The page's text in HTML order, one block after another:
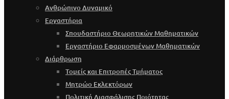
Ανθρώπινο Δυναμικό
Εργαστήρια
Σπουδαστήριο Θεωρητικών Μαθηματικών
Εργαστήριο Εφαρμοσμένων Μαθηματικών
Διάρθρωση
Τομείς και Επιτροπές Τμήματος
Μητρώο Εκλεκτόρων
Πολιτική Διασφάλισης Ποιότητας